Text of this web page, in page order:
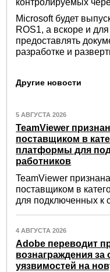
Microsoft будет
ROS1, а вскоре и
предоставлять
разработке и
Другие новости
5 АВГУСТА 2026
TeamViewer
поставщиком в
платформы для
работников
TeamViewer
поставщиком в
для подключенных к
4 АВГУСТА 2026
Adobe переводит
вознаграждения за
уязвимостей на